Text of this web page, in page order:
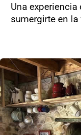
Una
sumergirte en la